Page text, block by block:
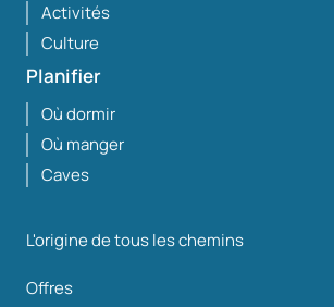
Activités
Culture
Planifier
Où dormir
Où manger
Caves
L'origine de tous les chemins
Offres